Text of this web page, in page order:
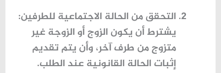
التحقق من الحالة الاجتماعية للطرفين:
يشترط أن يكون الزوج أو الزوجة غير
متزوج من طرف آخر، وأن يتم تقديم
إثبات الحالة القانونية عند الطلب.